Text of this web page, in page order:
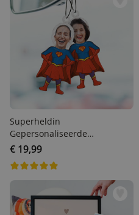
Superheldin
Gepersonaliseerde
Geurhanger met Gezicht
set van 2
€ 19,99